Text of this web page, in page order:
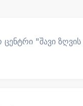
ცენტრი "შავი